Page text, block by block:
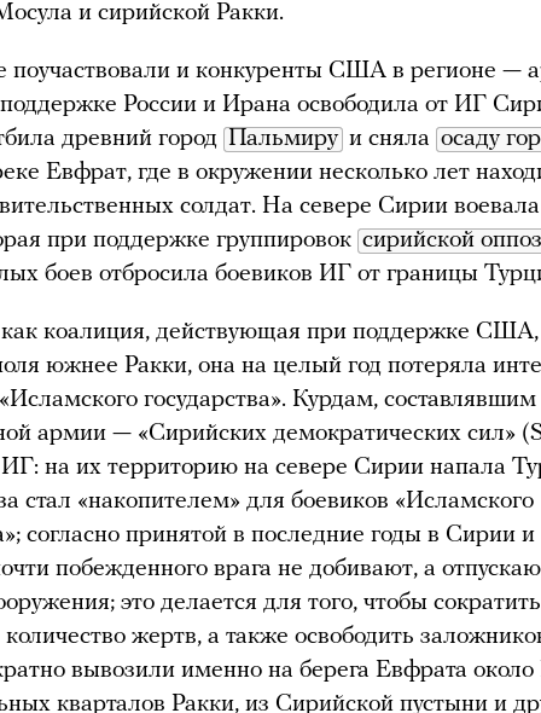
и сирийской Ракки.
поучаствовали и конкуренты США в регионе —
России и Ирана освободила от ИГ
древний город Пальмиру и сняла осаду
Евфрат, где в окружении несколько лет
солдат. На севере Сирии
при поддержке группировок сирийской
боев отбросила боевиков ИГ от границы
как коалиция, действующая при поддержке США,
южнее Ракки, она на целый год потеряла
государства». Курдам, составлявшим
армии — «Сирийских демократических сил»
на их территорию на севере Сирии напала
стал «накопителем» для боевиков «Исламского
согласно принятой в последние годы в Сирии
побежденного врага не добивают, а
это делается для того, чтобы
жертв, а также освободить
вывозили именно на берега Евфрата около
кварталов Ракки, из Сирийской пустыни и